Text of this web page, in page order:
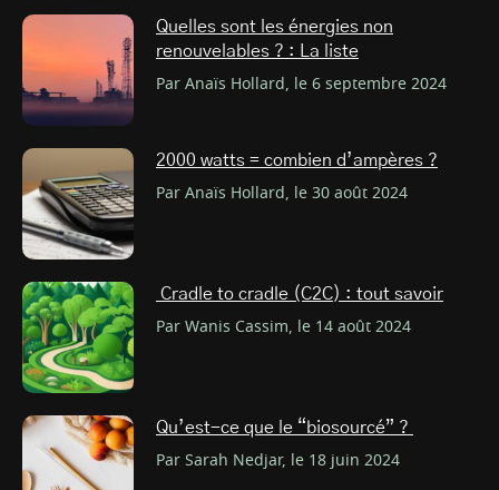
Quelles sont les énergies non
renouvelables ? : La liste
Par Anaïs Hollard, le 6 septembre 2024
2000 watts = combien d’ampères ?
Par Anaïs Hollard, le 30 août 2024
Cradle to cradle (C2C) : tout savoir
Par Wanis Cassim, le 14 août 2024
Qu’est-ce que le “biosourcé” ?
Par Sarah Nedjar, le 18 juin 2024